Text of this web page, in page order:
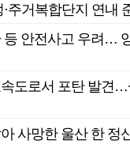
주거복합단지 연내
등 안전사고 우려…
도로서 포탄 발견…
사망한 울산 한 정